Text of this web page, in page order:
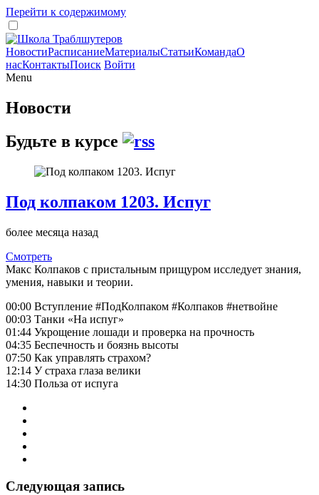
Перейти к содержимому
НовостиРасписаниеМатериалыСтатьиКомандаО
насКонтактыПоиск Войти
Menu
Новости
Будьте в курсе
Под колпаком 1203. Испуг
более месяца назад
Смотреть
Макс Колпаков с пристальным прищуром исследует знания,
умения, навыки и теории.
00:00 Вступление #ПодКолпаком #Колпаков #нетвойне
00:03 Танки «На испуг»
01:44 Укрощение лошади и проверка на прочность
04:35 Беспечность и боязнь высоты
07:50 Как управлять страхом?
12:14 У страха глаза велики
14:30 Польза от испуга
Следующая запись